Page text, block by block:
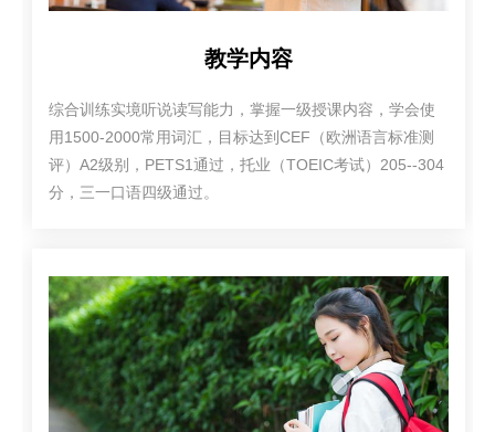
教学内容
综合训练实境听说读写能力，掌握一级授课内容，学会使
用1500-2000常用词汇，目标达到CEF（欧洲语言标准测
评）A2级别，PETS1通过，托业（TOEIC考试）205--304
分，三一口语四级通过。